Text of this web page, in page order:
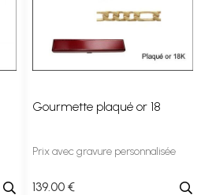
Gourmette plaqué or 18
Prix avec gravure personnalisée
139.00 €